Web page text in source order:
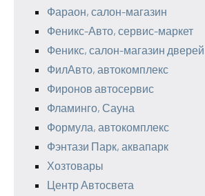
Фараон, салон-магазин
Феникс-Авто, сервис-маркет
Феникс, салон-магазин дверей
ФилАвто, автокомплекс
Фиронов автосервис
Фламинго, Сауна
Формула, автокомплекс
Фэнтази Парк, аквапарк
Хозтовары
Центр Автосвета